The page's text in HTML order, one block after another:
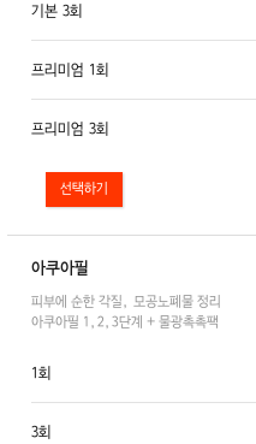
기본 3회
프리미엄 1회
프리미엄 3회
아쿠아필
피부에 순한 각질, 모공노폐물 정리
아쿠아필 1,2,3단계 + 물광촉촉팩
1회
3회